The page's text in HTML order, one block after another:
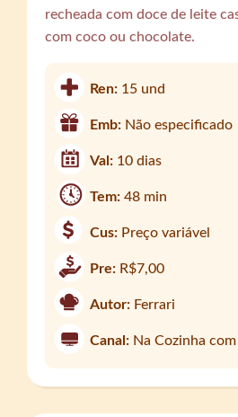
recheada com doce de leite
com coco ou chocolate.
Ren: 15 und
Emb: Não especificado
Val: 10 dias
Tem:48 min
Cus: Preço variável
Pre: R$7,00
Autor: Ferrari
Canal: Na Cozinha